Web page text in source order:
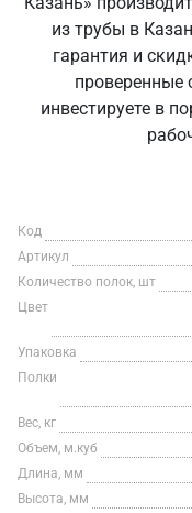
из трубы в
гарантия и
проверенные
инвестируете в
Код
Артикул
Количество полок, шт
Цвет
Упаковка
Полки
Вес, кг
Объем, м.куб
Длина, мм
Высота, мм